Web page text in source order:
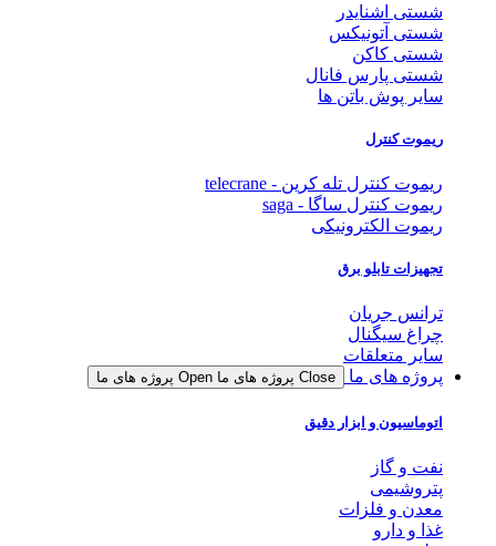
شستی اشنایدر
شستی آتونیکس
شستی کاکن
شستی پارس فانال
سایر پوش باتن ها
ریموت کنترل
ریموت کنترل تله کرین - telecrane
ریموت کنترل ساگا - saga
ریموت الکترونیکی
تجهیزات تابلو برق
ترانس جریان
چراغ سیگنال
سایر متعلقات
پروژه های ما
Close پروژه های ما Open پروژه های ما
اتوماسیون و ابزار دقیق
نفت و گاز
پتروشیمی
معدن و فلزات
غذا و دارو